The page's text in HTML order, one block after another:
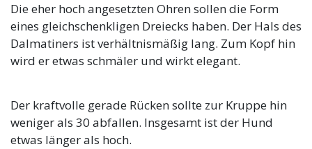
Die eher hoch angesetzten Ohren sollen die Form
eines gleichschenkligen Dreiecks haben. Der Hals des
Dalmatiners ist verhältnismäßig lang. Zum Kopf hin
wird er etwas schmäler und wirkt elegant.
Der kraftvolle gerade Rücken sollte zur Kruppe hin
weniger als 30 abfallen. Insgesamt ist der Hund
etwas länger als hoch.